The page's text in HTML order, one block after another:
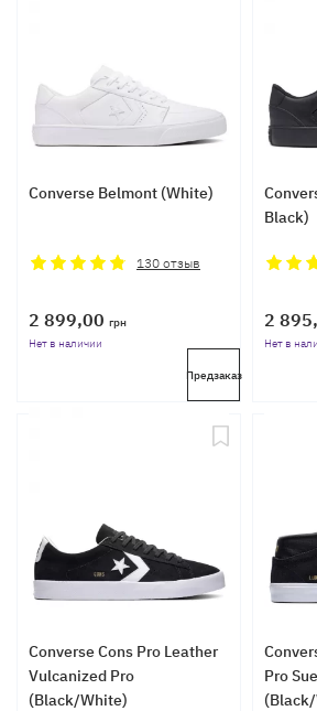
Converse Belmont (White)
130отзыв
2 899,00 грн
Нет в наличии
Предзаказ
Black)
2
Нет в
Converse Cons Pro Leather
Vulcanized Pro
(Black/White)
Pro